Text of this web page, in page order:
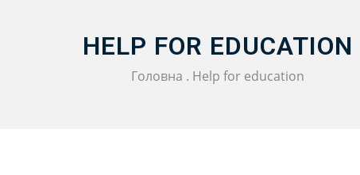
HELP FOR EDUCATION
Головна . Help for education